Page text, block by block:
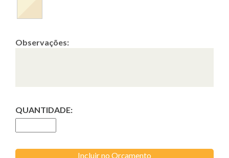
Observações:
QUANTIDADE:
Incluir no Orçamento